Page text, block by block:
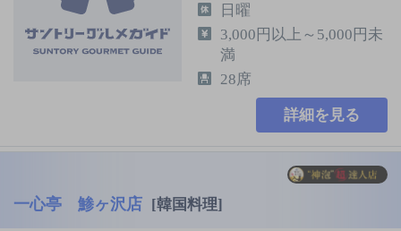
日曜
3,000円以上～5,000円未
満
28席
詳細を見る
一心亭 鯵ヶ沢店 [韓国料理]